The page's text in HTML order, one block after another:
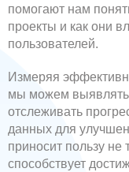
помогают нам
проекты и как они
пользователей.
Измеряя
мы можем выявлять
отслеживать
данных для
приносит пользу
способствует